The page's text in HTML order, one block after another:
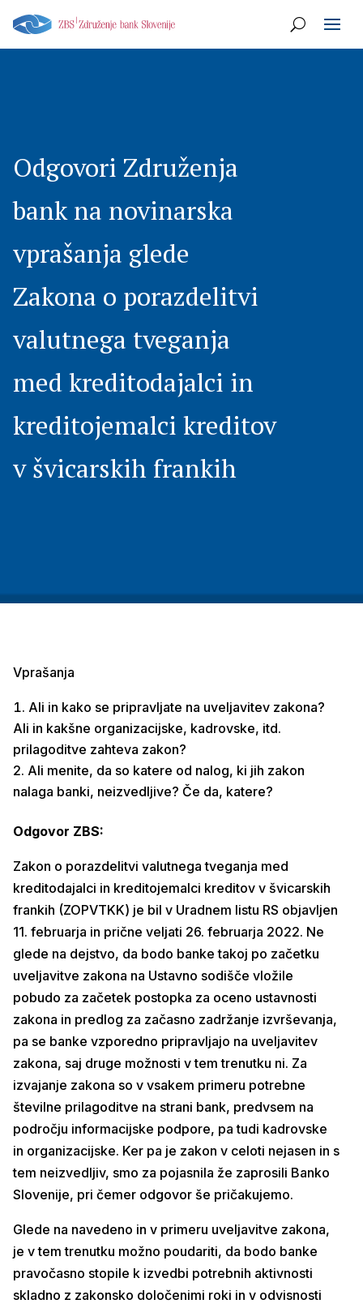
Odgovori Združenja
bank na novinarska
vprašanja glede
Zakona o porazdelitvi
valutnega tveganja
med kreditodajalci in
kreditojemalci kreditov
v švicarskih frankih
Vprašanja
Ali in kako se pripravljate na uveljavitev zakona?
Ali in kakšne organizacijske, kadrovske, itd.
prilagoditve zahteva zakon?
Ali menite, da so katere od nalog, ki jih zakon
nalaga banki, neizvedljive? Če da, katere?
Odgovor ZBS:
Zakon o porazdelitvi valutnega tveganja med
kreditodajalci in kreditojemalci kreditov v švicarskih
frankih (ZOPVTKK) je bil v Uradnem listu RS objavljen
11. februarja in prične veljati 26. februarja 2022. Ne
glede na dejstvo, da bodo banke takoj po začetku
uveljavitve zakona na Ustavno sodišče vložile
pobudo za začetek postopka za oceno ustavnosti
zakona in predlog za začasno zadržanje izvrševanja,
pa se banke vzporedno pripravljajo na uveljavitev
zakona, saj druge možnosti v tem trenutku ni. Za
izvajanje zakona so v vsakem primeru potrebne
številne prilagoditve na strani bank, predvsem na
področju informacijske podpore, pa tudi kadrovske
in organizacijske. Ker pa je zakon v celoti nejasen in s
tem neizvedljiv, smo za pojasnila že zaprosili Banko
Slovenije, pri čemer odgovor še pričakujemo.
Glede na navedeno in v primeru uveljavitve zakona,
je v tem trenutku možno poudariti, da bodo banke
pravočasno stopile k izvedbi potrebnih aktivnosti
skladno z zakonsko določenimi roki in v odvisnosti